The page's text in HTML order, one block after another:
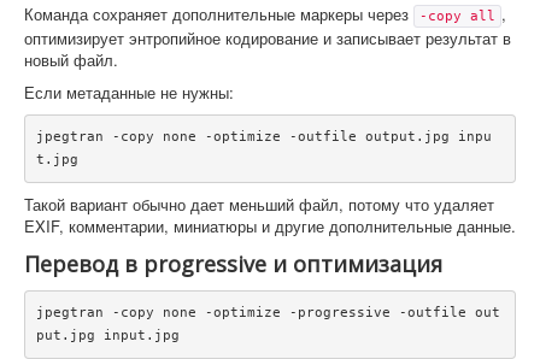
Команда сохраняет дополнительные маркеры через -copy all ,
оптимизирует энтропийное кодирование и записывает результат в
новый файл.
Если метаданные не нужны:
jpegtran -copy none -optimize -outfile output.jpg inpu
t.jpg
Такой вариант обычно дает меньший файл, потому что удаляет
EXIF, комментарии, миниатюры и другие дополнительные данные.
Перевод в progressive и оптимизация
jpegtran -copy none -optimize -progressive -outfile out
put.jpg input.jpg